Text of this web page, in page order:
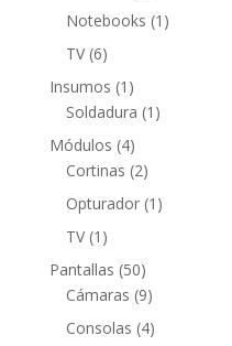
productos
Notebooks 1 1
TV 66
productos
Insumos 1 1
producto
Soldadura 1 1
Módulos 44
productos
Cortinas 22
productos
Opturador 1 1
TV 1 1
producto
Pantallas 5050
productos
Cámaras 99
productos
Consolas 44